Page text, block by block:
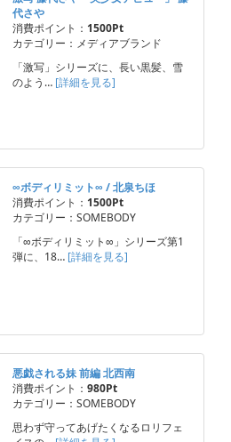
代さや
消費ポイント： 1500Pt
カテゴリー：メディアブランド
「激写」シリーズに、長い黒髪、雪
のよう… [詳細を見る]
∞ボディリミット∞ / 北泉ちほ
消費ポイント： 1500Pt
カテゴリー：SOMEBODY
「∞ボディリミット∞」シリーズ第1
弾に、18… [詳細を見る]
悪戯される妹 前編 北西南
消費ポイント： 980Pt
カテゴリー：SOMEBODY
思わず守ってあげたくなるロリフェ